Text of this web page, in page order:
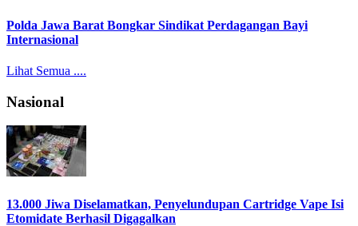
Polda Jawa Barat Bongkar Sindikat Perdagangan Bayi
Internasional
Lihat Semua ....
Nasional
13.000 Jiwa Diselamatkan, Penyelundupan Cartridge Vape Isi
Etomidate Berhasil Digagalkan